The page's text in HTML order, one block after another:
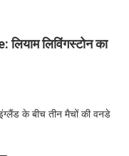
लिविंगस्टोन का
के बीच तीन मैचों की वनडे